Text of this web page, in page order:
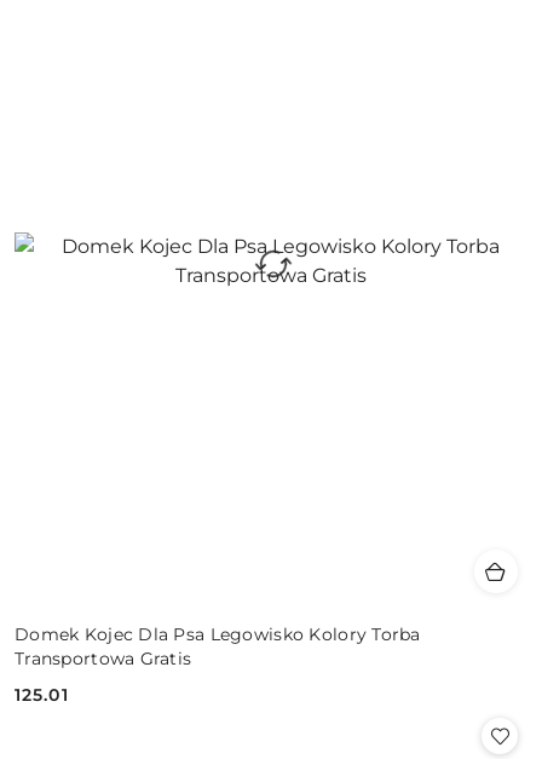
Domek Kojec Dla Psa Legowisko Kolory Torba
Transportowa Gratis
Cena:
125.01